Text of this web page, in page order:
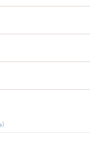
護士を検索したい』『
)